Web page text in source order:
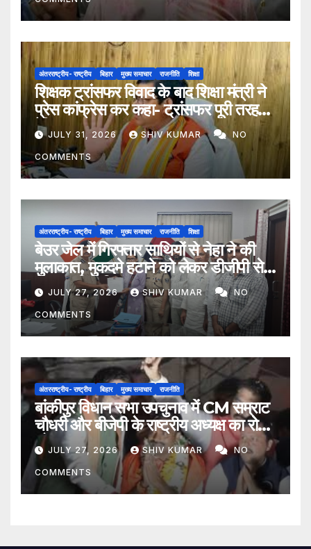
अंतरराष्ट्रीय- राष्ट्रीय बिहार मुख्य समाचार राजनीति शिक्षा
शिक्षक ट्रांसफर विवाद के बाद शिक्षा मंत्री ने
प्रेस कांफ्रेस कर कहा- ट्रांसफर पूरी तरह
ऐच्छिक
JULY 31, 2026 SHIV KUMAR NO
COMMENTS
अंतरराष्ट्रीय- राष्ट्रीय बिहार मुख्य समाचार राजनीति शिक्षा
बेउर जेल में गिरफ्तार साथियों से नेहा ने की
मुलाकात, मुकदमे हटाने को लेकर डीजीपी से
मिला प्रतिनिधिमंडल
JULY 27, 2026 SHIV KUMAR NO
COMMENTS
अंतरराष्ट्रीय- राष्ट्रीय बिहार मुख्य समाचार राजनीति
बांकीपुर विधान सभा उपचुनाव में CM सम्राट
चौधरी और बीजेपी के राष्ट्रीय अध्यक्ष का रोड
शोJULY 27, 2026 SHIV KUMAR NO
COMMENTS